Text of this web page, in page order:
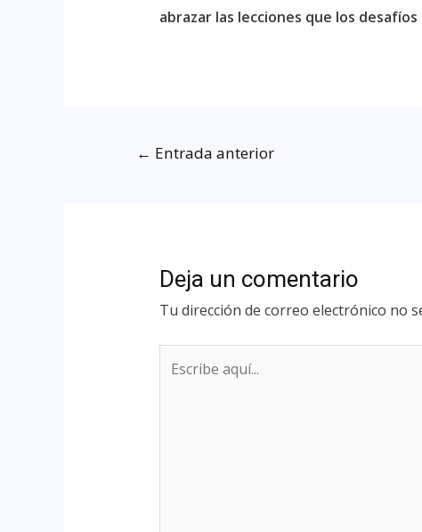
abrazar las lecciones que los
← Entrada anterior
Deja un comentario
Tu dirección de correo electrónico no